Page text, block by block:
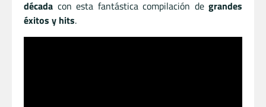
década con esta fantástica compilación de grandes
éxitos y hits.